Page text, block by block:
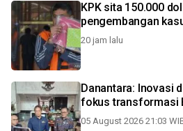
KPK sita 150.000
pengembangan
20 jam lalu
Danantara: Inovasi
fokus transformasi
05 August 2026 21:03